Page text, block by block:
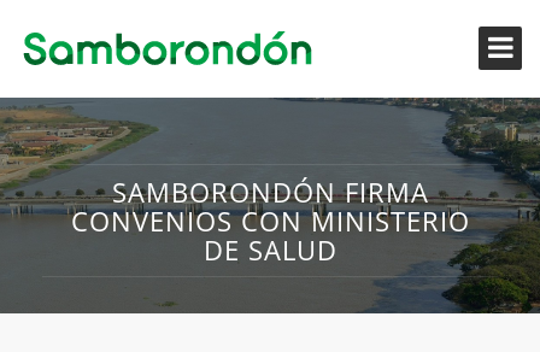
SAMBORONDÓN FIRMA
CONVENIOS CON MINISTERIO
DE SALUD